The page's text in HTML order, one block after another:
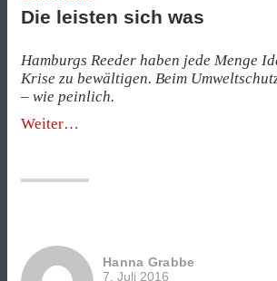
Die leisten sich was
Hamburgs Reeder haben jede Menge
Krise zu bewältigen. Beim
– wie peinlich.
Weiter„Die
was“
Hanna Grabbe
7. Juli 2016